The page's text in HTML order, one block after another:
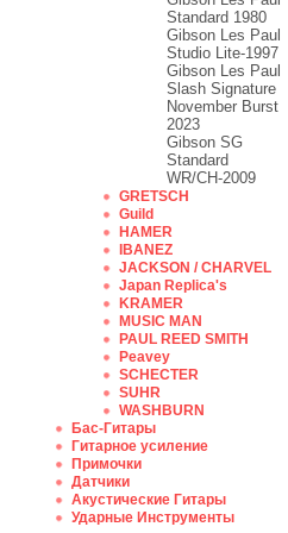
Standard 1980
Gibson Les Paul
Studio Lite-1997
Gibson Les Paul
Slash Signature
November Burst
2023
Gibson SG
Standard
WR/CH-2009
GRETSCH
Guild
HAMER
IBANEZ
JACKSON / CHARVEL
Japan Replica's
KRAMER
MUSIC MAN
PAUL REED SMITH
Peavey
SCHECTER
SUHR
WASHBURN
Бас-Гитары
Гитарное усиление
Примочки
Датчики
Акустические Гитары
Ударные Инструменты